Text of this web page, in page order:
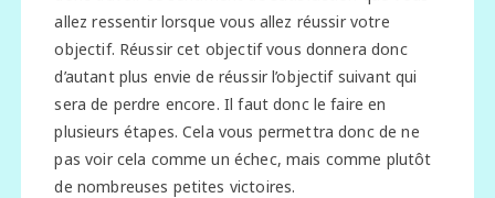
allez ressentir lorsque vous allez réussir votre
objectif. Réussir cet objectif vous donnera donc
d’autant plus envie de réussir l’objectif suivant qui
sera de perdre encore. Il faut donc le faire en
plusieurs étapes. Cela vous permettra donc de ne
pas voir cela comme un échec, mais comme plutôt
de nombreuses petites victoires.